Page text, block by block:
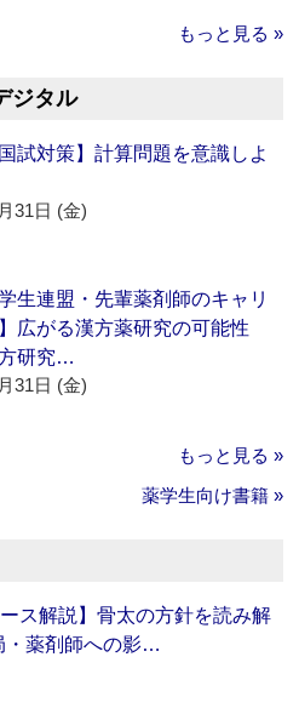
もっと見る »
ジタル
国試対策】計算問題を意識しよ
31日 (金)
学生連盟・先輩薬剤師のキャリ
広がる漢方薬研究の可能性
研究…
31日 (金)
もっと見る »
薬学生向け書籍 »
ス解説】骨太の方針を読み解
・薬剤師への影…